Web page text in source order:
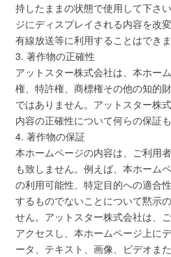
持したままの状態で使用して下さ
ジにディスプレイされる内容を改
有線放送等に利用することはできま
3. 著作物の正確性
アットスター株式会社は、本ホー
権、特許権、商標権その他の知的
ではありません。アットスター株
内容の正確性について何らの保証
4. 著作物の保証
本ホームページの内容は、ご利用
も致しません。例えば、本ホーム
の利用可能性、特定目的への適合
するものでないことについて黙示
せん。アットスター株式会社は、
アクセスし、本ホームページ上に
ータ、テキスト、画像、ビデオま